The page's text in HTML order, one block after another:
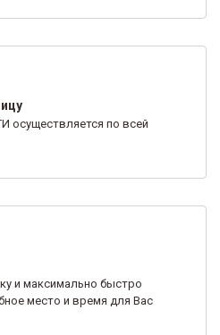
осуществляется по всей
и максимально быстро
место и время для Вас